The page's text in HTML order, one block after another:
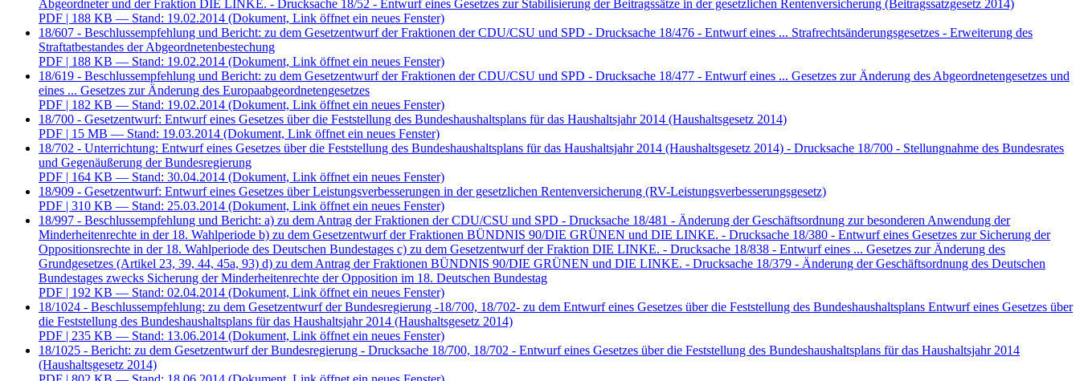
Abgeordneter und der Fraktion DIE LINKE. - Drucksache 18/52 - Entwurf eines Gesetzes zur Stabilisierung der Beitragssätze in der gesetzlichen Rentenversicherung (Beitragssatzgesetz 2014)
PDF | 188 KB — Stand: 19.02.2014 (Dokument, Link öffnet ein neues Fenster)
18/607 - Beschlussempfehlung und Bericht: zu dem Gesetzentwurf der Fraktionen der CDU/CSU und SPD - Drucksache 18/476 - Entwurf eines ... Strafrechtsänderungsgesetzes - Erweiterung des
Straftatbestandes der Abgeordnetenbestechung
PDF | 188 KB — Stand: 19.02.2014 (Dokument, Link öffnet ein neues Fenster)
18/619 - Beschlussempfehlung und Bericht: zu dem Gesetzentwurf der Fraktionen der CDU/CSU und SPD - Drucksache 18/477 - Entwurf eines ... Gesetzes zur Änderung des Abgeordnetengesetzes und
eines ... Gesetzes zur Änderung des Europaabgeordnetengesetzes
PDF | 182 KB — Stand: 19.02.2014 (Dokument, Link öffnet ein neues Fenster)
18/700 - Gesetzentwurf: Entwurf eines Gesetzes über die Feststellung des Bundeshaushaltsplans für das Haushaltsjahr 2014 (Haushaltsgesetz 2014)
PDF | 15 MB — Stand: 19.03.2014 (Dokument, Link öffnet ein neues Fenster)
18/702 - Unterrichtung: Entwurf eines Gesetzes über die Feststellung des Bundeshaushaltsplans für das Haushaltsjahr 2014 (Haushaltsgesetz 2014) - Drucksache 18/700 - Stellungnahme des Bundesrates
und Gegenäußerung der Bundesregierung
PDF | 164 KB — Stand: 30.04.2014 (Dokument, Link öffnet ein neues Fenster)
18/909 - Gesetzentwurf: Entwurf eines Gesetzes über Leistungsverbesserungen in der gesetzlichen Rentenversicherung (RV-Leistungsverbesserungsgesetz)
PDF | 310 KB — Stand: 25.03.2014 (Dokument, Link öffnet ein neues Fenster)
18/997 - Beschlussempfehlung und Bericht: a) zu dem Antrag der Fraktionen der CDU/CSU und SPD - Drucksache 18/481 - Änderung der Geschäftsordnung zur besonderen Anwendung der
Minderheitenrechte in der 18. Wahlperiode b) zu dem Gesetzentwurf der Fraktionen BÜNDNIS 90/DIE GRÜNEN und DIE LINKE. - Drucksache 18/380 - Entwurf eines Gesetzes zur Sicherung der
Oppositionsrechte in der 18. Wahlperiode des Deutschen Bundestages c) zu dem Gesetzentwurf der Fraktion DIE LINKE. - Drucksache 18/838 - Entwurf eines ... Gesetzes zur Änderung des
Grundgesetzes (Artikel 23, 39, 44, 45a, 93) d) zu dem Antrag der Fraktionen BÜNDNIS 90/DIE GRÜNEN und DIE LINKE. - Drucksache 18/379 - Änderung der Geschäftsordnung des Deutschen
Bundestages zwecks Sicherung der Minderheitenrechte der Opposition im 18. Deutschen Bundestag
PDF | 192 KB — Stand: 02.04.2014 (Dokument, Link öffnet ein neues Fenster)
18/1024 - Beschlussempfehlung: zu dem Gesetzentwurf der Bundesregierung -18/700, 18/702- zu dem Entwurf eines Gesetzes über die Feststellung des Bundeshaushaltsplans Entwurf eines Gesetzes über
die Feststellung des Bundeshaushaltsplans für das Haushaltsjahr 2014 (Haushaltsgesetz 2014)
PDF | 235 KB — Stand: 13.06.2014 (Dokument, Link öffnet ein neues Fenster)
18/1025 - Bericht: zu dem Gesetzentwurf der Bundesregierung - Drucksache 18/700, 18/702 - Entwurf eines Gesetzes über die Feststellung des Bundeshaushaltsplans für das Haushaltsjahr 2014
(Haushaltsgesetz 2014)